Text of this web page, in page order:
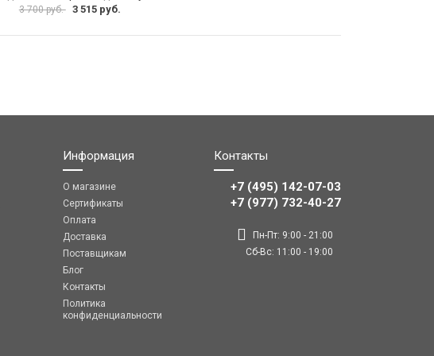
3 700 руб. 3 515 руб.
Информация
О магазине
Сертификаты
Оплата
Доставка
Поставщикам
Блог
Контакты
Политика
конфиденциальности
Контакты
+7 (495) 142-07-03
‎‎+7 (977) 732-40-27
Пн-Пт: 9:00 - 21:00
Сб-Вс: 11:00 - 19:00